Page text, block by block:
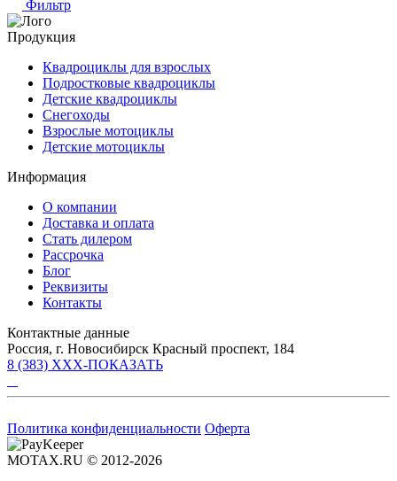
Фильтр
Продукция
Квадроциклы для взрослых
Подростковые квадроциклы
Детские квадроциклы
Снегоходы
Взрослые мотоциклы
Детские мотоциклы
Информация
О компании
Доставка и оплата
Стать дилером
Рассрочка
Блог
Реквизиты
Контакты
Контактные данные
Россия, г. Новосибирск Красный проспект, 184
8 (383) XXX-ПОКАЗАТЬ
Политика конфиденциальности Оферта
MOTAX.RU © 2012-2026